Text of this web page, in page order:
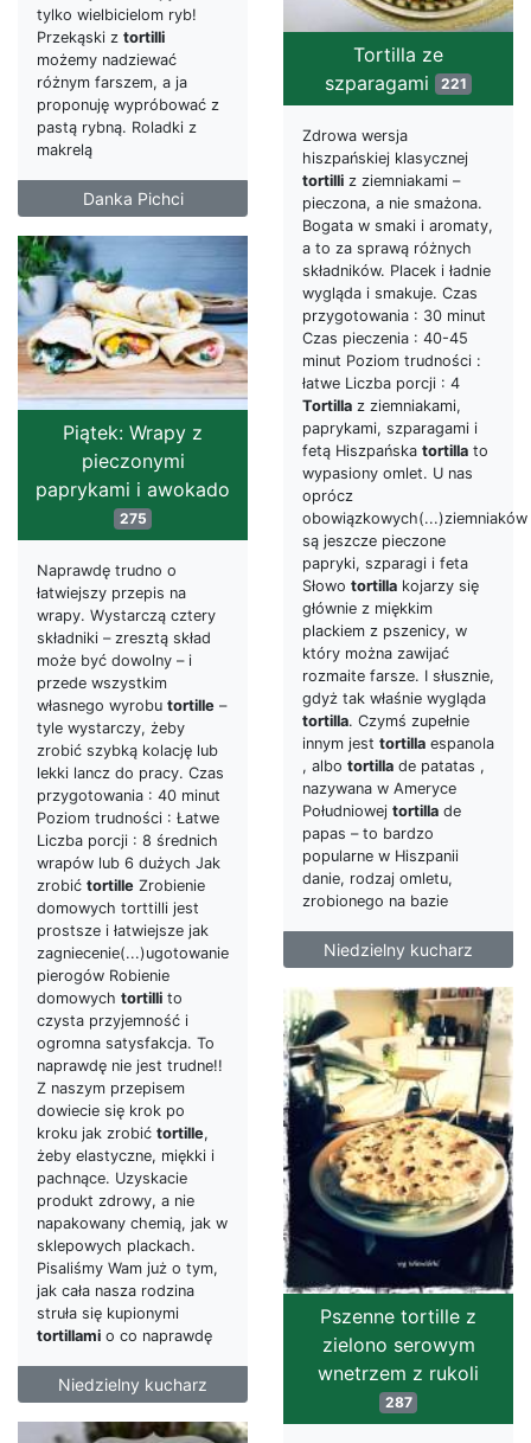
tylko wielbicielom ryb!
Przekąski z tortilli
możemy nadziewać
różnym farszem, a ja
proponuję wypróbować z
pastą rybną. Roladki z
makrelą
Danka Pichci
Tortilla ze
szparagami
221
Zdrowa wersja
hiszpańskiej klasycznej
tortilli z ziemniakami –
pieczona, a nie smażona.
Bogata w smaki i aromaty,
a to za sprawą różnych
składników. Placek i ładnie
wygląda i smakuje. Czas
przygotowania : 30 minut
Czas pieczenia : 40-45
minut Poziom trudności :
łatwe Liczba porcji : 4
Tortilla z ziemniakami,
paprykami, szparagami i
fetą Hiszpańska tortilla to
wypasiony omlet. U nas
oprócz
obowiązkowych(...)ziemniaków
są jeszcze pieczone
papryki, szparagi i feta
Słowo tortilla kojarzy się
głównie z miękkim
plackiem z pszenicy, w
który można zawijać
rozmaite farsze. I słusznie,
gdyż tak właśnie wygląda
tortilla. Czymś zupełnie
innym jest tortilla espanola
, albo tortilla de patatas ,
nazywana w Ameryce
Południowej tortilla de
papas – to bardzo
popularne w Hiszpanii
danie, rodzaj omletu,
zrobionego na bazie
Niedzielny kucharz
Piątek: Wrapy z
pieczonymi
paprykami i awokado
275
Naprawdę trudno o
łatwiejszy przepis na
wrapy. Wystarczą cztery
składniki – zresztą skład
może być dowolny – i
przede wszystkim
własnego wyrobu tortille –
tyle wystarczy, żeby
zrobić szybką kolację lub
lekki lancz do pracy. Czas
przygotowania : 40 minut
Poziom trudności : Łatwe
Liczba porcji : 8 średnich
wrapów lub 6 dużych Jak
zrobić tortille Zrobienie
domowych torttilli jest
prostsze i łatwiejsze jak
zagniecenie(...)ugotowanie
pierogów Robienie
domowych tortilli to
czysta przyjemność i
ogromna satysfakcja. To
naprawdę nie jest trudne!!
Z naszym przepisem
dowiecie się krok po
kroku jak zrobić tortille,
żeby elastyczne, miękki i
pachnące. Uzyskacie
produkt zdrowy, a nie
napakowany chemią, jak w
sklepowych plackach.
Pisaliśmy Wam już o tym,
jak cała nasza rodzina
struła się kupionymi
tortillami o co naprawdę
Niedzielny kucharz
Pszenne tortille z
zielono serowym
wnetrzem z rukoli
287